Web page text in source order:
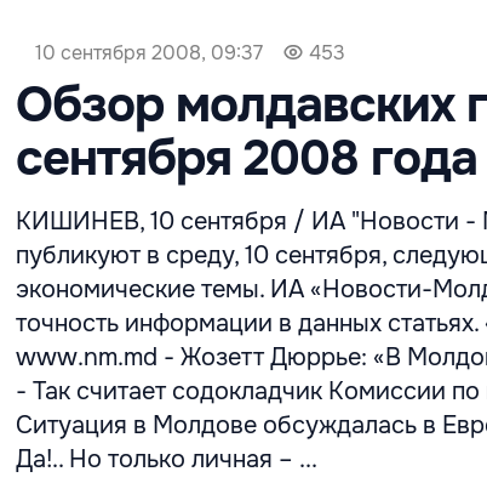
10 сентября 2008, 09:37 453
Обзор молдавских
сентября 2008 года
КИШИНЕВ, 10 сентября / ИА "Новости -
публикуют в среду, 10 сентября,
экономические темы. ИА «Новости-
точность информации в данных
www.nm.md - Жозетт Дюррье: «В
- Так считает содокладчик Комиссии
Ситуация в Молдове обсуждалась в
Да!.. Но только личная – ...